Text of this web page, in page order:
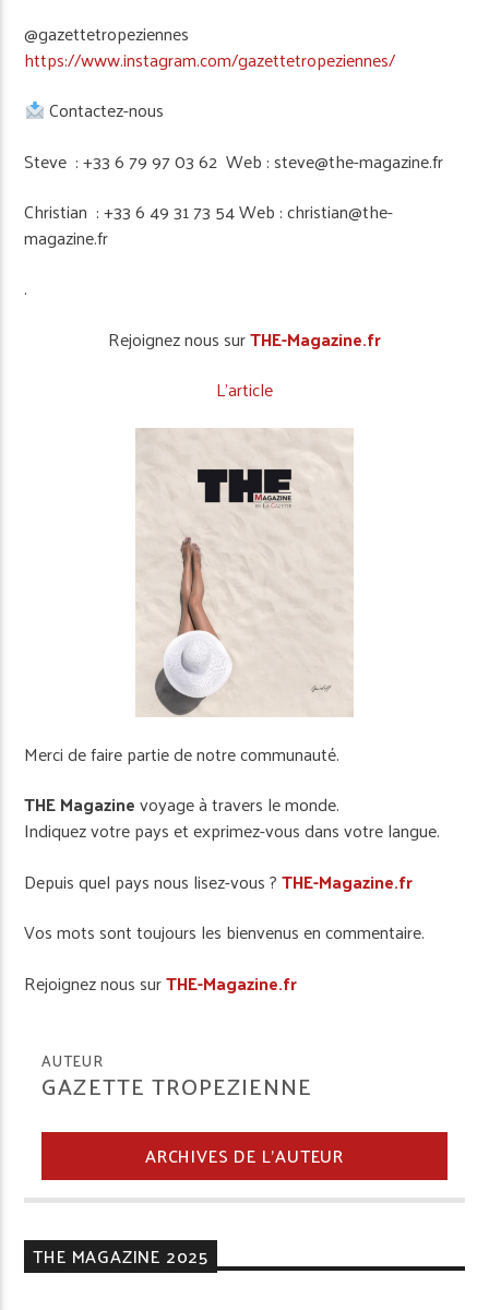
@gazettetropeziennes
https://www.instagram.com/gazettetropeziennes/
Contactez-nous
Steve : +33 6 79 97 03 62 Web : steve@the-magazine.fr
Christian : +33 6 49 31 73 54 Web : christian@the-
magazine.fr
.
Rejoignez nous surTHE-Magazine.fr
L’article
Merci de faire partie de notre communauté.
THE Magazinevoyage à travers le monde.
Indiquez votre pays et exprimez-vous dans votre langue.
Depuis quel pays nous lisez-vous ?THE-Magazine.fr
Vos mots sont toujours les bienvenus en commentaire.
Rejoignez nous surTHE-Magazine.fr
AUTEUR
GAZETTE TROPEZIENNE
ARCHIVES DE L'AUTEUR
THE MAGAZINE 2025